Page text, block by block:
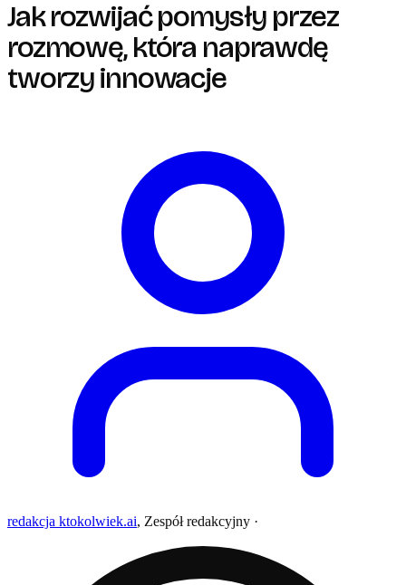
Jak rozwijać pomysły przez
rozmowę, która naprawdę
tworzy innowacje
redakcja ktokolwiek.ai, Zespół redakcyjny ·